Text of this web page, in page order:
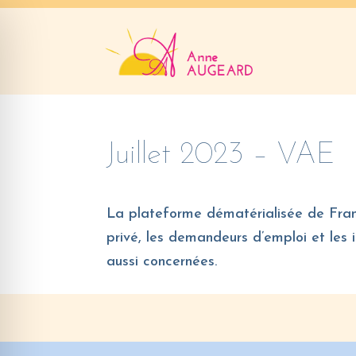
Juillet 2023 – VAE
La plateforme dématérialisée de
privé, les demandeurs d’emploi et
aussi concernées.